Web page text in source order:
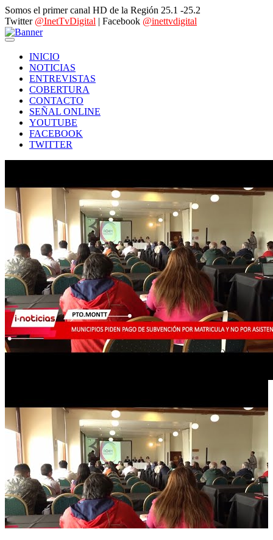
Somos el primer canal HD de la Región 25.1 -25.2
Twitter @InetTvDigital | Facebook @inettvdigital
INICIO
NOTICIAS
ENTREVISTAS
COBERTURA
CONTACTO
SEÑAL ONLINE
YOUTUBE
FACEBOOK
TWITTER